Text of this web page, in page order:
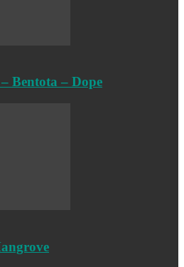
Bentota – Dope